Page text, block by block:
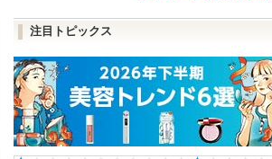
注目トピックス